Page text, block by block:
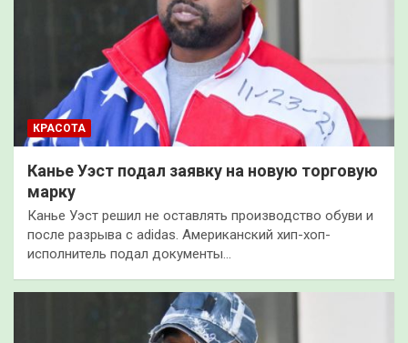
КРАСОТА
Канье Уэст подал заявку на новую торговую
марку
Канье Уэст решил не оставлять производство обуви и
после разрыва с adidas. Американский хип-хоп-
исполнитель подал документы…